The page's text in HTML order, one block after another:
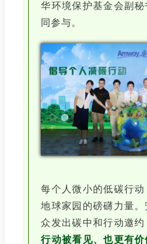
华环境保护基金会副
同参与。
每个人微小的低碳行
地球家园的磅礴力量
众发出碳中和行动邀约
行动被看见、也更有